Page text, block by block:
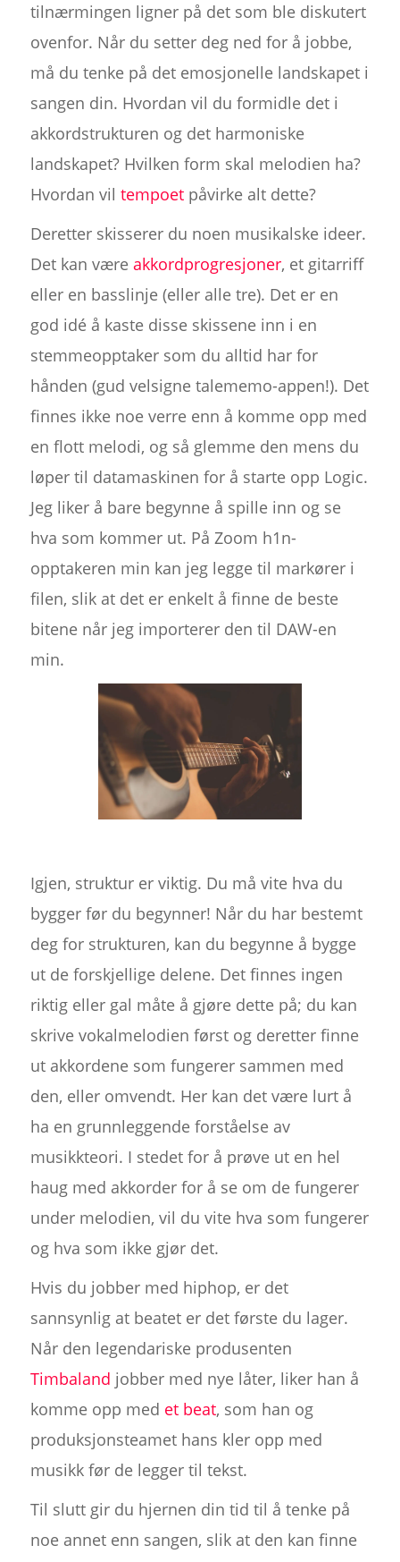
tilnærmingen ligner på det som ble diskutert
ovenfor. Når du setter deg ned for å jobbe,
må du tenke på det emosjonelle landskapet i
sangen din. Hvordan vil du formidle det i
akkordstrukturen og det harmoniske
landskapet? Hvilken form skal melodien ha?
Hvordan vil tempoetpåvirke alt dette?
Deretter skisserer du noen musikalske ideer.
Det kan være akkordprogresjoner, et gitarriff
eller en basslinje (eller alle tre). Det er en
god idé å kaste disse skissene inn i en
stemmeopptaker som du alltid har for
hånden (gud velsigne talememo-appen!). Det
finnes ikke noe verre enn å komme opp med
en flott melodi, og så glemme den mens du
løper til datamaskinen for å starte opp Logic.
Jeg liker å bare begynne å spille inn og se
hva som kommer ut. På Zoom h1n-
opptakeren min kan jeg legge til markører i
filen, slik at det er enkelt å finne de beste
bitene når jeg importerer den til DAW-en
min.
Igjen, struktur er viktig. Du må vite hva du
bygger før du begynner! Når du har bestemt
deg for strukturen, kan du begynne å bygge
ut de forskjellige delene. Det finnes ingen
riktig eller gal måte å gjøre dette på; du kan
skrive vokalmelodien først og deretter finne
ut akkordene som fungerer sammen med
den, eller omvendt. Her kan det være lurt å
ha en grunnleggende forståelse av
musikkteori. I stedet for å prøve ut en hel
haug med akkorder for å se om de fungerer
under melodien, vil du vite hva som fungerer
og hva som ikke gjør det.
Hvis du jobber med hiphop, er det
sannsynlig at beatet er det første du lager.
Når den legendariske produsenten
Timbaland jobber med nye låter, liker han å
komme opp med et beat, som han og
produksjonsteamet hans kler opp med
musikk før de legger til tekst.
Til slutt gir du hjernen din tid til å tenke på
noe annet enn sangen, slik at den kan finne